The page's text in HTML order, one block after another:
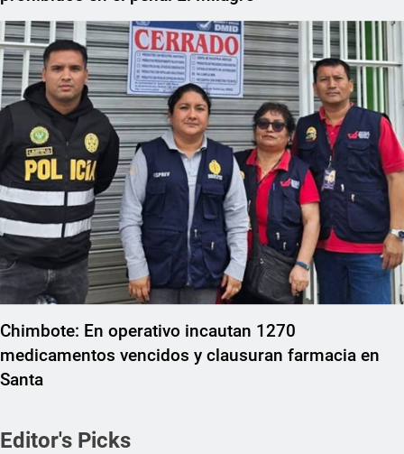
Chimbote: En operativo incautan 1270
medicamentos vencidos y clausuran farmacia en
Santa
Editor's Picks